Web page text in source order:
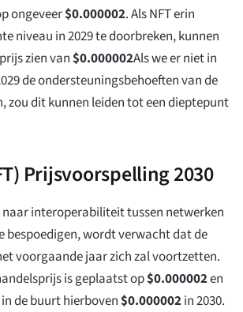
ongeveer$0.000002. Als NFT erin
niveau in 2029 te doorbreken, kunnen
zien van$0.000002Als we er niet in
de ondersteuningsbehoeften van de
zou dit kunnen leiden tot een dieptepunt
Prijsvoorspelling 2030
naar interoperabiliteit tussen netwerken
bespoedigen, wordt verwacht dat de
voorgaande jaar zich zal voortzetten.
is geplaatst op$0.000002en
de buurt hierboven$0.000002in 2030.